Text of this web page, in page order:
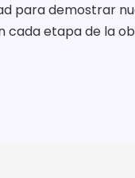
para demostrar
etapa de la